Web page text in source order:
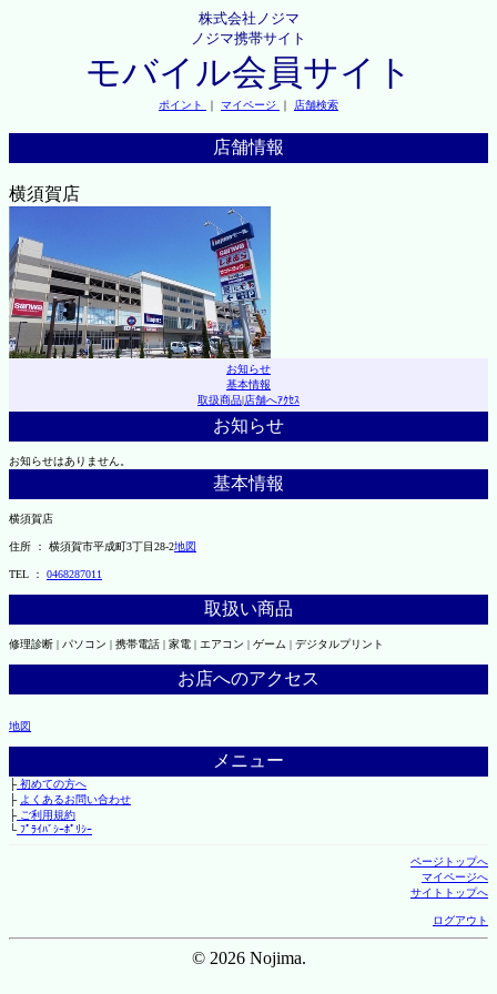
株式会社ノジマ
ノジマ携帯サイト
モバイル会員サイト
ポイント ｜ マイページ ｜ 店舗検索
店舗情報
横須賀店
お知らせ
基本情報
取扱商品|店舗へｱｸｾｽ
お知らせ
お知らせはありません。
基本情報
横須賀店
住所 ： 横須賀市平成町3丁目28-2地図
TEL ： 0468287011
取扱い商品
修理診断 | パソコン | 携帯電話 | 家電 | エアコン | ゲーム | デジタルプリント
お店へのアクセス
地図
メニュー
├初めての方へ
├ よくあるお問い合わせ
├ご利用規約
└ﾌﾟﾗｲﾊﾞｼｰﾎﾟﾘｼｰ
ページトップへ
マイページへ
サイトトップへ
ログアウト
© 2026 Nojima.